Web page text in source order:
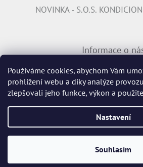
Používáme cookies, abychom Vám
prohlížení webu a díky analýze
zlepšovali jeho funkce, výkon a
Nastavení
Souhlasím
NOVINKA - S.O.S.
Informace o
PŘIPOJTE SE K
INFORMACE K
Vytvořil Shoptet
Profiperma.cz.